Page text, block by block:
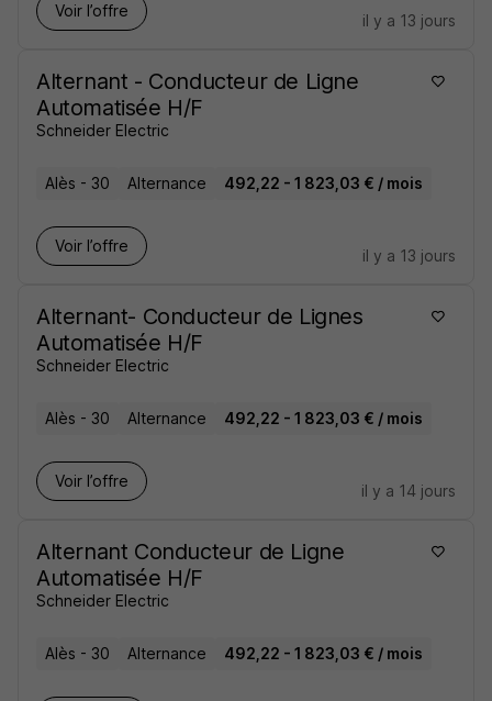
Voir l’offre
il y a 13 jours
Alternant - Conducteur de Ligne
Automatisée H/F
Schneider Electric
Alès - 30 Alternance 492,22 - 1 823,03 € / mois
Voir l’offre
il y a 13 jours
Alternant- Conducteur de Lignes
Automatisée H/F
Schneider Electric
Alès - 30 Alternance 492,22 - 1 823,03 € / mois
Voir l’offre
il y a 14 jours
Alternant Conducteur de Ligne
Automatisée H/F
Schneider Electric
Alès - 30 Alternance 492,22 - 1 823,03 € / mois